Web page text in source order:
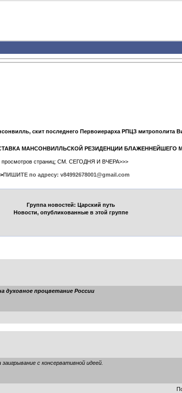
скит последнего Первоиерарха РПЦЗ митрополита
МАНСОНВИЛЛЬСКОЙ РЕЗИДЕНЦИИ
просмотров страниц; СМ. СЕГОДНЯ И ВЧЕРА>>>
ПИШИТЕ по адресу: v84992678001@gmail.com
Группа новостей: Царский путь
Новости, опубликованные в этой группе
духовное процветание России
с консервативной идеей.